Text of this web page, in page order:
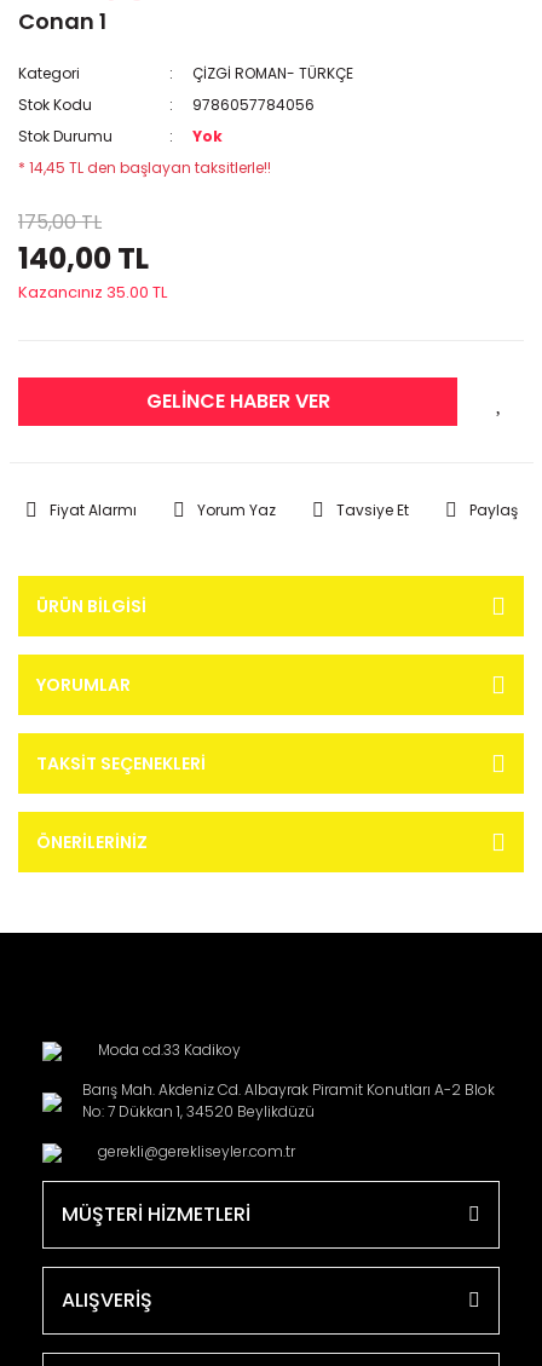
Conan 1
Kategori
ÇİZGİ ROMAN- TÜRKÇE
Stok Kodu
9786057784056
Stok Durumu
Yok
* 14,45 TL den başlayan taksitlerle!!
175,00 TL
140,00 TL
Kazancınız 35.00 TL
GELİNCE HABER VER
Fiyat Alarmı Yorum Yaz Tavsiye Et Paylaş
ÜRÜN BILGISI
YORUMLAR
TAKSIT SEÇENEKLERI
ÖNERILERINIZ
Moda cd.33 Kadikoy
Barış Mah. Akdeniz Cd. Albayrak Piramit Konutları A-2 Blok
No: 7 Dükkan 1, 34520 Beylikdüzü
gerekli@gerekliseyler.com.tr
MÜŞTERİ HİZMETLERİ
ALIŞVERİŞ